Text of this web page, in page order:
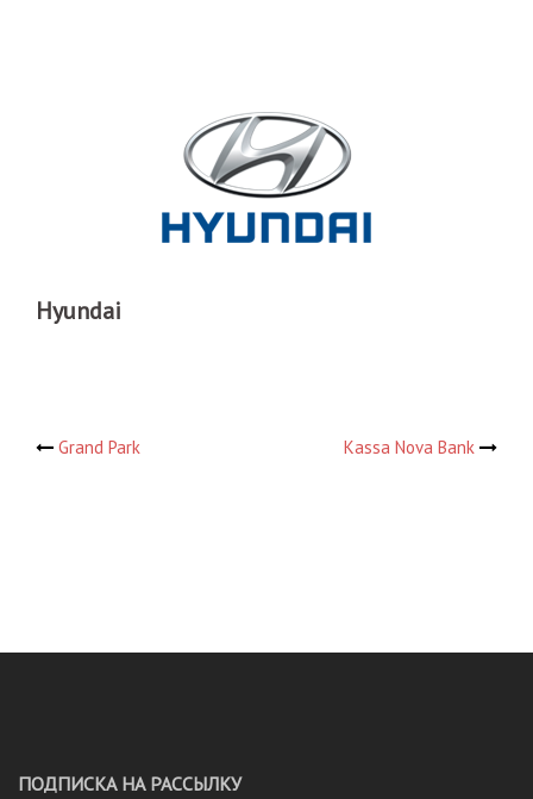
Hyundai
Навигация
Grand Park Kassa Nova Bank
ПОДПИСКА НА РАССЫЛКУ